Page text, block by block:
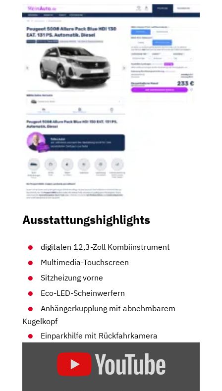
Ausstattungshighlights
digitalen 12,3-Zoll Kombiinstrument
Multimedia-Touchscreen
Sitzheizung vorne
Eco-LED-Scheinwerfern
Anhängerkupplung mit abnehmbarem
Kugelkopf
Einparkhilfe mit Rückfahrkamera
(FACELIFT